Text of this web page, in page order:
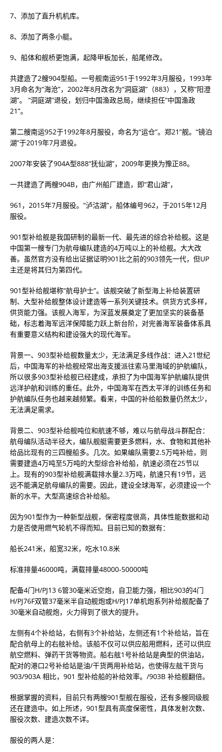
7、添加了直升机机库。
8、添加了两条小艇。
9、船体和舰桥更饱满，起降甲板加长，船尾修改。
共建造了2艘904型船。一号舰南运951于1992年3月服役，1993年
3月命名为“海沧”，2002年8月改名为“洞庭湖”（883），又称“阳澄
湖”。 “洞庭湖”退役，划归中国渔政总局，继续担任“中国渔政
21”。
第二艘南运952于1992年8月服役，命名为“运仓”。郑21”舰。“镜泊
湖”于2019年7月退役。
2007年安装了904A型888“抚仙湖”，2009年更换为豫正88。
一共建造了两艘904B，由广州船厂建造，即“君山湖”，
961，2015年7月服役。“泸沽湖”，船体编号962，于2015年12月
服役。
901型补给舰是我国研制的最新一代、最先进的综合补给舰。这是
中国第一艘专门为航母编队建造的4万吨以上的补给舰。大大改
善。虽然官方没有给出证据证明901比之前的903领先一代，但UP
主还是将其归为第四代。
901型补给舰堪称“航母护士”。该舰突破了新型海上补给装置研
制、大型补给舰整体设计建造等一系列关键技术。供货方式多样，
供货能力强。该舰入海军，为深蓝发展奠定了更加坚实的装备基
础，标志着海军远洋保障能力跃上新台阶，对完善海军装备体系具
有重要意义结构和建设强大的现代海军。
背景一、903型补给舰数量太少，无法满足多线作战：进入21世纪
后，中国海军的补给舰经常出海支援派往索马里海域的护航编队，
所以很多903型补给舰已经建成，承担了为中国海军护航编队提供
远洋护航和训练的重任。此外，中国海军在西太平洋的训练任务和
护航编队任务也越来越频繁。看来，中国的补给船数量仍然太少，
无法满足需求。
背景二、903型补给舰吨位和航速不够，难以与航母战斗群配合：
航母编队活动半径大，编队舰艇需要更多燃料，水、食物和其他补
给品比现有的三四艘船多。几次。如果编队需要2.5万吨补给，则
需要建造4万吨至5万吨的大型综合补给船，航速必须在25节以
上。现有的903型补给舰满载排水量2.3万吨，航速只有19节，远
远不能满足航母编队的需要。因此，建设全球海军，必须建设一个
新的水平。大型高速综合补给船。
因为901型作为一种新型战舰，保密程度很高，具体性能数据和动
力是否使用燃气轮机不得而知。目前已知的数据有：
船长241米，船宽32米，吃水10.8米
标准排量46000吨，满载排量48000-50000吨
配备4门H/PJ13 6管30毫米近空炮，自卫能力强，相比903的4门
H/PJ76F双管37毫米半自动舰炮或H/PJ17单机炮系列补给舰配备了
30毫米自动舰炮，火力得到了很大的提升。
左侧有4个补给站，右侧有3个补给站，左侧还有1个补给站，旨在
配合航母上的右舷补给。该船不仅可以供应船用燃料，还可以供应
航空燃料、弹药干货等物资。船右舷1号补给站是典型的供油站，
配对的港口2号补给站是油/干货两用补给站，也使得左舷干货与
903/903A 相比，901 型补给船的补给效率。/903B 补给舰翻倍。
根据掌握的资料，目前只有两艘901型舰在服役，还有多艘同级舰
还在建造中。如上所述，901型具有高度保密性，具体发射次数、
服役次数、建造次数不详。
服役的两人是：